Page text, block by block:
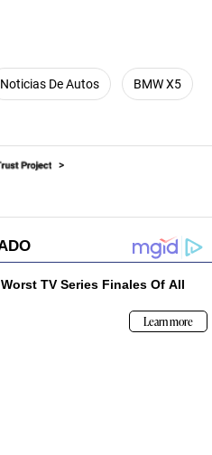
Noticias De Autos BMW X5